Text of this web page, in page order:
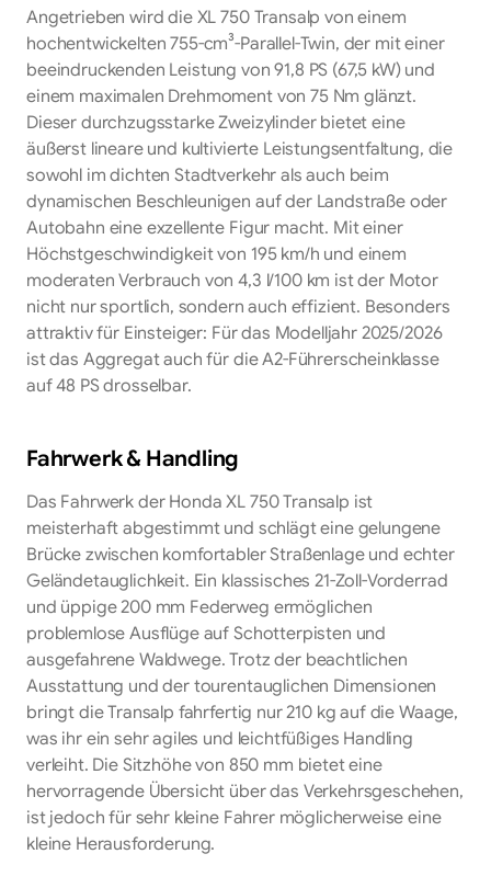
Angetrieben wird die XL 750 Transalp von einem
hochentwickelten 755-cm³-Parallel-Twin, der mit einer
beeindruckenden Leistung von 91,8 PS (67,5 kW) und
einem maximalen Drehmoment von 75 Nm glänzt.
Dieser durchzugsstarke Zweizylinder bietet eine
äußerst lineare und kultivierte Leistungsentfaltung, die
sowohl im dichten Stadtverkehr als auch beim
dynamischen Beschleunigen auf der Landstraße oder
Autobahn eine exzellente Figur macht. Mit einer
Höchstgeschwindigkeit von 195 km/h und einem
moderaten Verbrauch von 4,3 l/100 km ist der Motor
nicht nur sportlich, sondern auch effizient. Besonders
attraktiv für Einsteiger: Für das Modelljahr 2025/2026
ist das Aggregat auch für die A2-Führerscheinklasse
auf 48 PS drosselbar.
Fahrwerk & Handling
Das Fahrwerk der Honda XL 750 Transalp ist
meisterhaft abgestimmt und schlägt eine gelungene
Brücke zwischen komfortabler Straßenlage und echter
Geländetauglichkeit. Ein klassisches 21-Zoll-Vorderrad
und üppige 200 mm Federweg ermöglichen
problemlose Ausflüge auf Schotterpisten und
ausgefahrene Waldwege. Trotz der beachtlichen
Ausstattung und der tourentauglichen Dimensionen
bringt die Transalp fahrfertig nur 210 kg auf die Waage,
was ihr ein sehr agiles und leichtfüßiges Handling
verleiht. Die Sitzhöhe von 850 mm bietet eine
hervorragende Übersicht über das Verkehrsgeschehen,
ist jedoch für sehr kleine Fahrer möglicherweise eine
kleine Herausforderung.